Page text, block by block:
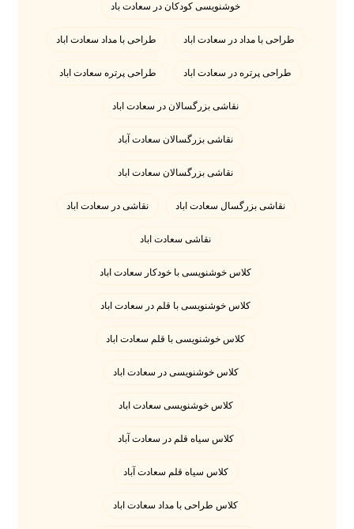
خوشنویسی کودکان در سعادت باد
طراحی با مداد در سعادت اباد طراحی با مداد سعادت اباد
طراحی پرتره در سعادت اباد طراحی پرتره سعادت اباد
نقاشی بزرگسالان در سعادت اباد
نقاشی بزرگسالان سعادت آباد
نقاشی بزرگسالان سعادت اباد
نقاشی بزرگسال سعادت اباد نقاشی در سعادت اباد
نقاشی سعادت اباد
کلاس خوشنویسی با خودکار سعادت اباد
کلاس خوشنویسی با قلم در سعادت اباد
کلاس خوشنویسی با قلم سعادت اباد
کلاس خوشنویسی در سعادت اباد
کلاس خوشنویسی سعادت اباد
کلاس سیاه قلم در سعادت آباد
کلاس سیاه قلم سعادت آباد
کلاس طراحی با مداد سعادت اباد